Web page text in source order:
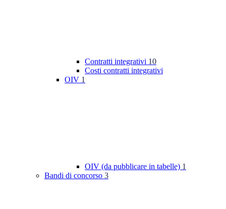
Contratti integrativi 10
Costi contratti integrativi
OIV 1
OIV (da pubblicare in tabelle) 1
Bandi di concorso 3